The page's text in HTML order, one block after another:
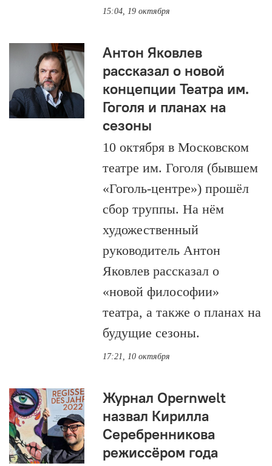
15:04, 19 октября
Антон Яковлев
рассказал о новой
концепции Театра им.
Гоголя и планах на
сезоны
10 октября в Московском
театре им. Гоголя (бывшем
«Гоголь-центре») прошёл
сбор труппы. На нём
художественный
руководитель Антон
Яковлев рассказал о
«новой философии»
театра, а также о планах на
будущие сезоны.
17:21, 10 октября
Журнал Opernwelt
назвал Кирилла
Серебренникова
режиссёром года